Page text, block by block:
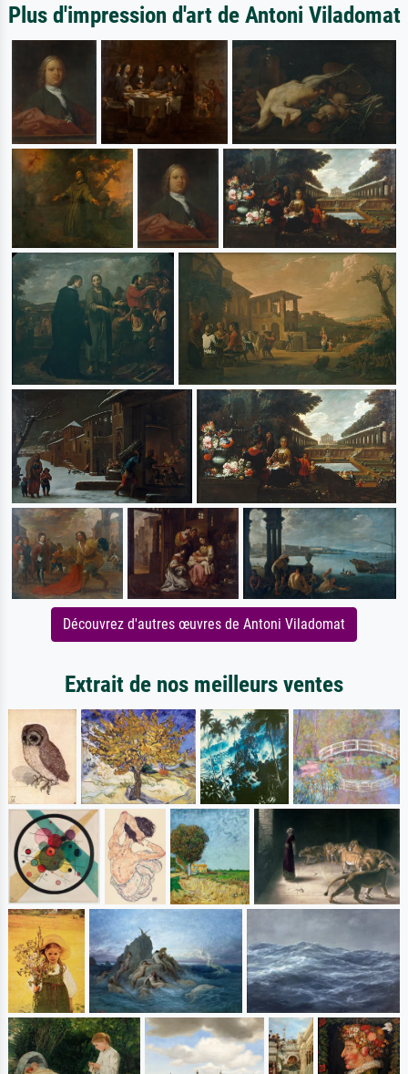
Plus d'impression d'art de Antoni Viladomat
Découvrez d'autres œuvres de Antoni Viladomat
Extrait de nos meilleurs ventes